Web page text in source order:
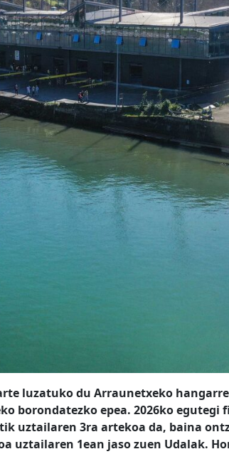
luzatuko du Arraunetxeko
borondatezko epea. 2026ko egutegi
uztailaren 3ra artekoa da, baina
uztailaren 1ean jaso zuen Udalak.